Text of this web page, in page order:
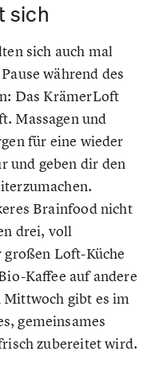
sich
sich auch mal
während des
Das KrämerLoft
Massagen und
für eine wieder
und geben dir den
Brainfood nicht
drei, voll
großen Loft-Küche
Kaffee auf andere
gibt es im
gemeinsames
zubereitet wird.